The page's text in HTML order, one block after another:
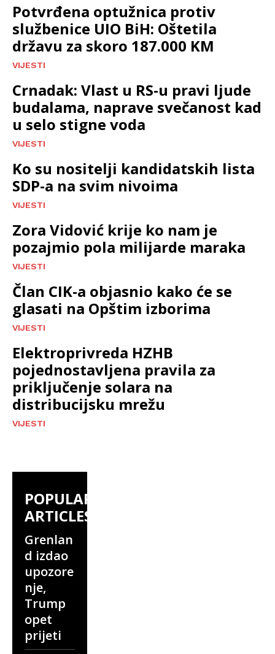
Potvrđena optužnica protiv
službenice UIO BiH: Oštetila
državu za skoro 187.000 KM
VIJESTI
Crnadak: Vlast u RS-u pravi ljude
budalama, naprave svečanost kad
u selo stigne voda
VIJESTI
Ko su nositelji kandidatskih lista
SDP-a na svim nivoima
VIJESTI
Zora Vidović krije ko nam je
pozajmio pola milijarde maraka
VIJESTI
Član CIK-a objasnio kako će se
glasati na Opštim izborima
VIJESTI
Elektroprivreda HZHB
pojednostavljena pravila za
priključenje solara na
distribucijsku mrežu
VIJESTI
POPULAR
ARTICLES
Grenlan
d izdao
upozore
nje,
Trump
opet
prijeti